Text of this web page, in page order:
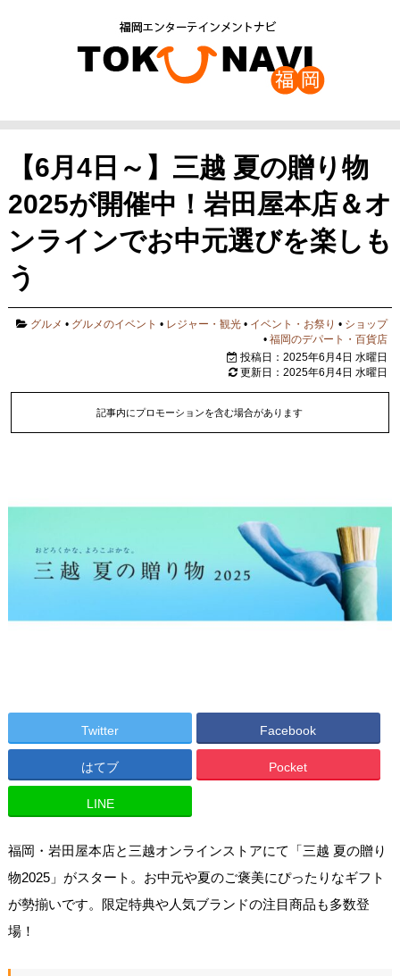
【6月4日～】三越 夏の贈り物
2025が開催中！岩田屋本店＆オ
ンラインでお中元選びを楽しも
う
グルメ • グルメのイベント • レジャー・観光 • イベント・お祭り • ショップ
•福岡のデパート・百貨店
投稿日：2025年6月4日 水曜日
更新日：2025年6月4日 水曜日
記事内にプロモーションを含む場合があります
Twitter Facebook
はてブ Pocket
LINE
福岡・岩田屋本店と三越オンラインストアにて「三越 夏の贈り
物2025」がスタート。お中元や夏のご褒美にぴったりなギフト
が勢揃いです。限定特典や人気ブランドの注目商品も多数登
場！